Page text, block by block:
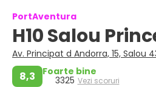
PortAventura
H10 Salou
Av. Principat d Andorra, 15, Salou
8,3 Foarte bine
3325 Vezi scoruri